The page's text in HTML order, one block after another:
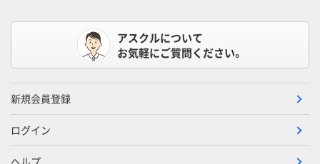
アスクルについて
お気軽にご質問ください。
新規会員登録
ログイン